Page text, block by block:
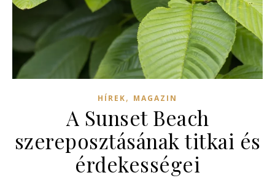
HÍREK, MAGAZIN
A Sunset Beach
szereposztásának titkai és
érdekességei